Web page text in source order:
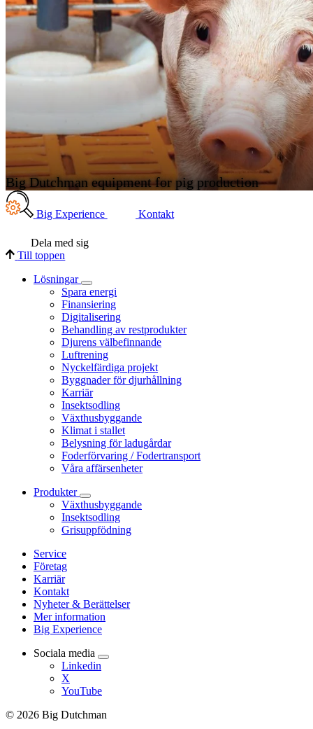
Big Dutchman equipment for pig production
Big Experience Kontakt
Dela med sig
Till toppen
Lösningar
Spara energi
Finansiering
Digitalisering
Behandling av restprodukter
Djurens välbefinnande
Luftrening
Nyckelfärdiga projekt
Byggnader för djurhållning
Karriär
Insektsodling
Växthusbyggande
Klimat i stallet
Belysning för ladugårdar
Foderförvaring / Fodertransport
Våra affärsenheter
Produkter
Växthusbyggande
Insektsodling
Grisuppfödning
Service
Företag
Karriär
Kontakt
Nyheter & Berättelser
Mer information
Big Experience
Sociala media
Linkedin
X
YouTube
© 2026 Big Dutchman